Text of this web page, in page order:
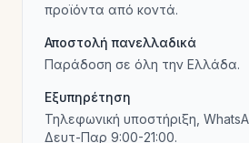
προϊόντα από κοντά.
Αποστολή πανελλαδικά
Παράδοση σε όλη την Ελλάδα.
Εξυπηρέτηση
Τηλεφωνική υποστήριξη,
Δευτ-Παρ 9:00-21:00.